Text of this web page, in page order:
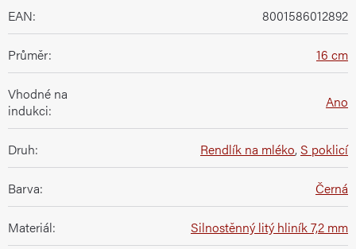
EAN: 8001586012892
Průměr: 16 cm
Vhodné na
indukci: Ano
Druh: Rendlík na mléko, S poklicí
Barva: Černá
Materiál: Silnostěnný litý hliník 7,2 mm